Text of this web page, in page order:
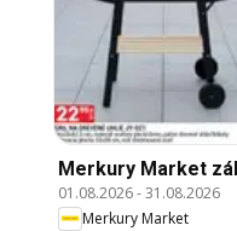
Merkury Market
01.08.2026-31.08.2026
Merkury Market